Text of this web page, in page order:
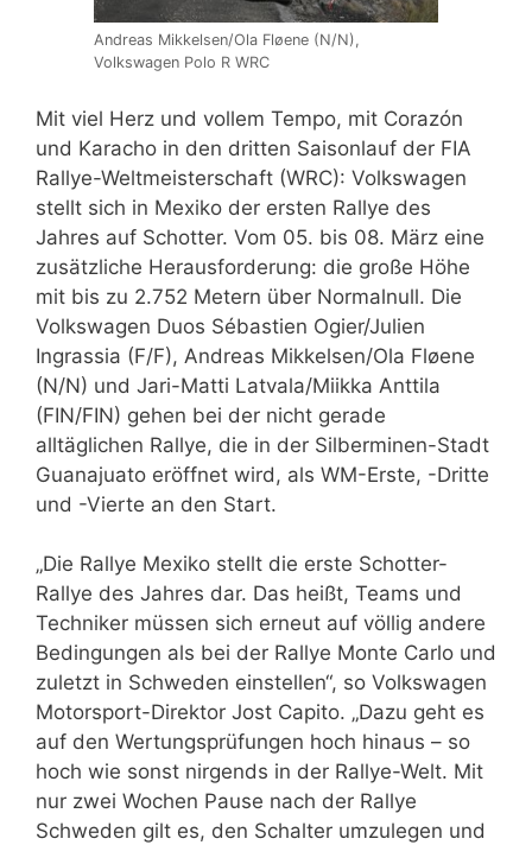
Andreas Mikkelsen/Ola Fløene (N/N),
Volkswagen Polo R WRC
Mit viel Herz und vollem Tempo, mit Corazón
und Karacho in den dritten Saisonlauf der FIA
Rallye-Weltmeisterschaft (WRC): Volkswagen
stellt sich in Mexiko der ersten Rallye des
Jahres auf Schotter. Vom 05. bis 08. März eine
zusätzliche Herausforderung: die große Höhe
mit bis zu 2.752 Metern über Normalnull. Die
Volkswagen Duos Sébastien Ogier/Julien
Ingrassia (F/F), Andreas Mikkelsen/Ola Fløene
(N/N) und Jari-Matti Latvala/Miikka Anttila
(FIN/FIN) gehen bei der nicht gerade
alltäglichen Rallye, die in der Silberminen-Stadt
Guanajuato eröffnet wird, als WM-Erste, -Dritte
und -Vierte an den Start.
„Die Rallye Mexiko stellt die erste Schotter-
Rallye des Jahres dar. Das heißt, Teams und
Techniker müssen sich erneut auf völlig andere
Bedingungen als bei der Rallye Monte Carlo und
zuletzt in Schweden einstellen“, so Volkswagen
Motorsport-Direktor Jost Capito. „Dazu geht es
auf den Wertungsprüfungen hoch hinaus – so
hoch wie sonst nirgends in der Rallye-Welt. Mit
nur zwei Wochen Pause nach der Rallye
Schweden gilt es, den Schalter umzulegen und